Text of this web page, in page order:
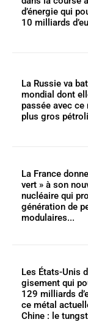
d’énergie qui
10 milliards
La Russie va
mondial dont
passée avec ce
plus gros
La France
vert » à son
nucléaire qui
génération de
modulaires...
Les États-Unis
gisement qui
129 milliards
ce métal
Chine : le